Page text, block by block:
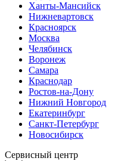
Ханты-Мансийск
Нижневартовск
Красноярск
Москва
Челябинск
Воронеж
Самара
Краснодар
Ростов-на-Дону
Нижний Новгород
Екатеринбург
Санкт-Петербург
Новосибирск
Сервисный центр